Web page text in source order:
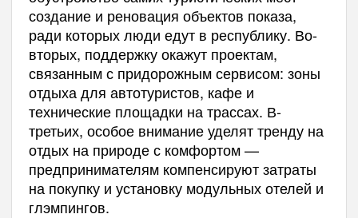
создание и реновация объектов показа,
ради которых люди едут в республику. Во-
вторых, поддержку окажут проектам,
связанным с придорожным сервисом: зоны
отдыха для автотуристов, кафе и
технические площадки на трассах. В-
третьих, особое внимание уделят тренду на
отдых на природе с комфортом —
предпринимателям компенсируют затраты
на покупку и установку модульных отелей и
глэмпингов.